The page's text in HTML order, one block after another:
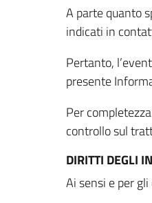
A parte quanto
indicati in
Pertanto,
presente
Per
controllo sul
DIRITTI DEGLI
Ai sensi e per